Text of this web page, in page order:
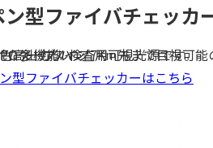
た多機能ハン
ケーブル検査用可視光源です。
ン型ファイバチェッカ
高出力タイプ7Km先まで目視可能
型ファイバチェッカーはこちら